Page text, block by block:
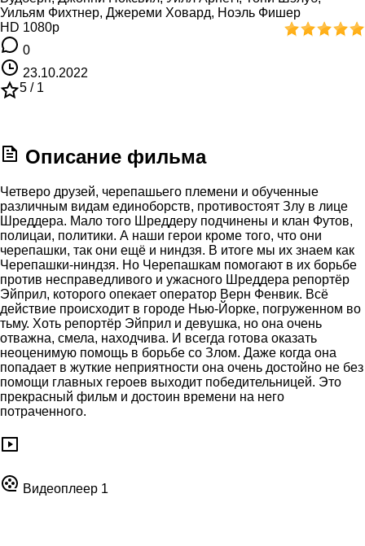
Уильям Фихтнер, Джереми Ховард, Ноэль Фишер
HD 1080p
0
23.10.2022
5 / 1
Описание фильма
Четверо друзей, черепашьего племени и обученные
различным видам единоборств, противостоят Злу в лице
Шреддера. Мало того Шреддеру подчинены и клан Футов,
полицаи, политики. А наши герои кроме того, что они
черепашки, так они ещё и ниндзя. В итоге мы их знаем как
Черепашки-ниндзя. Но Черепашкам помогают в их борьбе
против несправедливого и ужасного Шреддера репортёр
Эйприл, которого опекает оператор Верн Фенвик. Всё
действие происходит в городе Нью-Йорке, погруженном во
тьму. Хоть репортёр Эйприл и девушка, но она очень
отважна, смела, находчива. И всегда готова оказать
неоценимую помощь в борьбе со Злом. Даже когда она
попадает в жуткие неприятности она очень достойно не без
помощи главных героев выходит победительницей. Это
прекрасный фильм и достоин времени на него
потраченного.
Видеоплеер 1